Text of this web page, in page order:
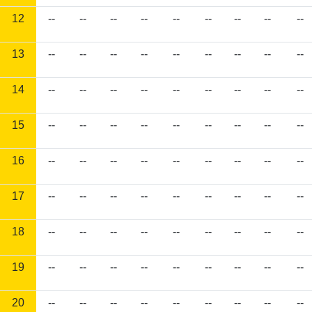
12 -- -- -- -- -- -- -- -- --
13 -- -- -- -- -- -- -- -- --
14 -- -- -- -- -- -- -- -- --
15 -- -- -- -- -- -- -- -- --
16 -- -- -- -- -- -- -- -- --
17 -- -- -- -- -- -- -- -- --
18 -- -- -- -- -- -- -- -- --
19 -- -- -- -- -- -- -- -- --
20 -- -- -- -- -- -- -- -- --